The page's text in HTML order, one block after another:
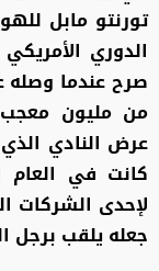
تورنتو مابل
الدوري
صرح عندما وصله
من مليون
كانت في
جعله يلقب برجل الـ530